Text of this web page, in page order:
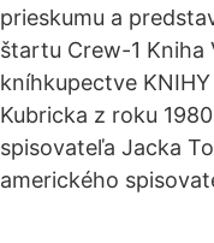
prieskumu a
štartu Crew-1 Kniha
kníhkupectve
Kubricka z roku
spisovateľa Jacka
amerického